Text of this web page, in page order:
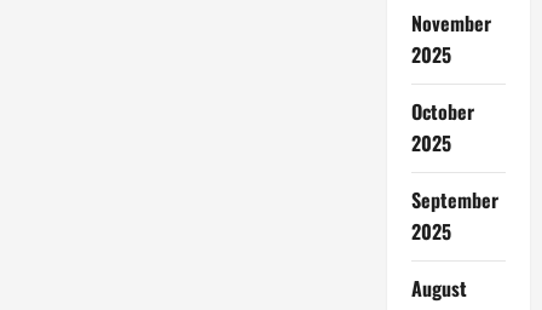
November
2025
October
2025
September
2025
August